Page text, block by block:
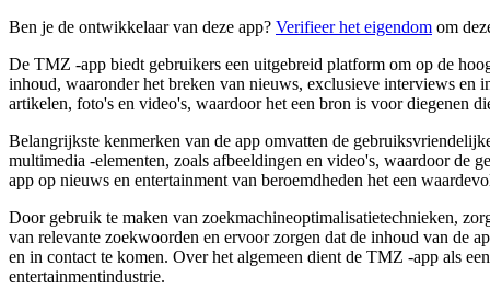
Ben je de ontwikkelaar van deze app? Verifieer het eigendom om
De TMZ -app biedt gebruikers een uitgebreid platform om op de
inhoud, waaronder het breken van nieuws, exclusieve interviews en
artikelen, foto's en video's, waardoor het een bron is voor diegenen
Belangrijkste kenmerken van de app omvatten de
multimedia -elementen, zoals afbeeldingen en video's, waardoor de
app op nieuws en entertainment van beroemdheden het een
Door gebruik te maken van zoekmachineoptimalisatietechnieken,
van relevante zoekwoorden en ervoor zorgen dat de inhoud van de
en in contact te komen. Over het algemeen dient de TMZ -app als
entertainmentindustrie.